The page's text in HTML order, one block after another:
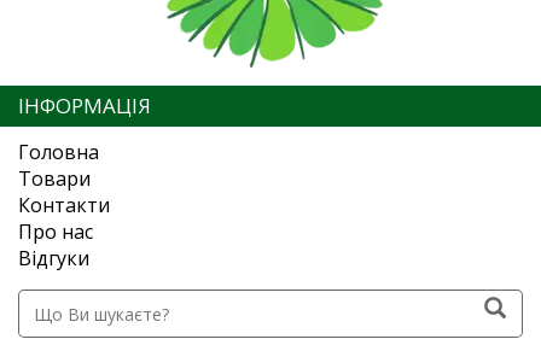
ІНФОРМАЦІЯ
Головна
Товари
Контакти
Про нас
Відгуки